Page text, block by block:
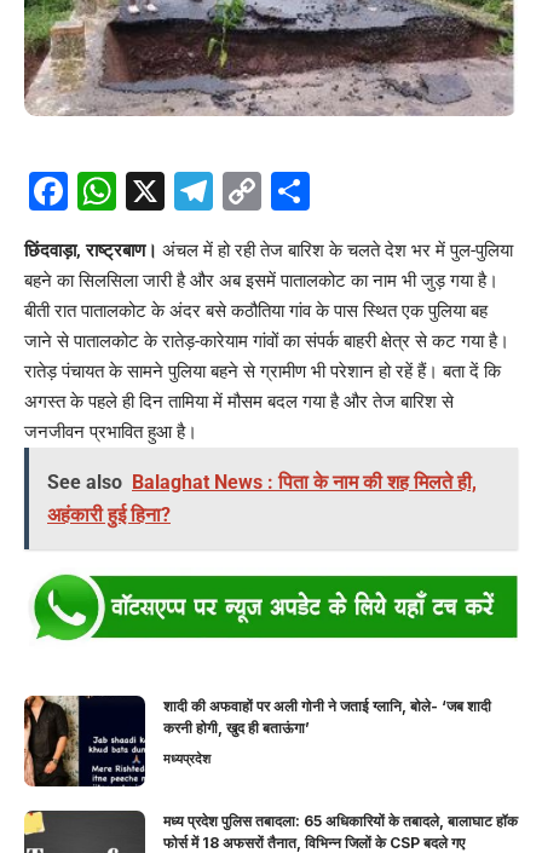
Facebook
WhatsApp
X Telegram
Copy
Link
छिंदवाड़ा, राष्ट्रबाण। अंचल में हो रही तेज बारिश के चलते देश भर में पुल-पुलिया
बहने का सिलसिला जारी है और अब इसमें पातालकोट का नाम भी जुड़ गया है।
बीती रात पातालकोट के अंदर बसे कठौतिया गांव के पास स्थित एक पुलिया बह
जाने से पातालकोट के रातेड़-कारेयाम गांवों का संपर्क बाहरी क्षेत्र से कट गया है।
रातेड़ पंचायत के सामने पुलिया बहने से ग्रामीण भी परेशान हो रहें हैं। बता दें कि
अगस्त के पहले ही दिन तामिया में मौसम बदल गया है और तेज बारिश से
जनजीवन प्रभावित हुआ है।
See also Balaghat News : पिता के नाम की शह मिलते ही,
अहंकारी हुई हिना?
शादी की अफवाहों पर अली गोनी ने जताई ग्लानि, बोले- ‘जब शादी
करनी होगी, खुद ही बताऊंगा’
मध्यप्रदेश
मध्य प्रदेश पुलिस तबादला: 65 अधिकारियों के तबादले, बालाघाट हॉक
फोर्स में 18 अफसरों तैनात, विभिन्न जिलों के CSP बदले गए